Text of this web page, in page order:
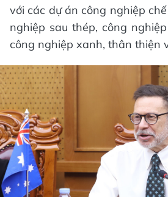
với các dự án công nghiệp
nghiệp sau thép, công
công nghiệp xanh, thân thiện